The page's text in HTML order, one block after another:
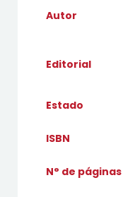
Autor
Editorial
Estado
ISBN
N° de páginas